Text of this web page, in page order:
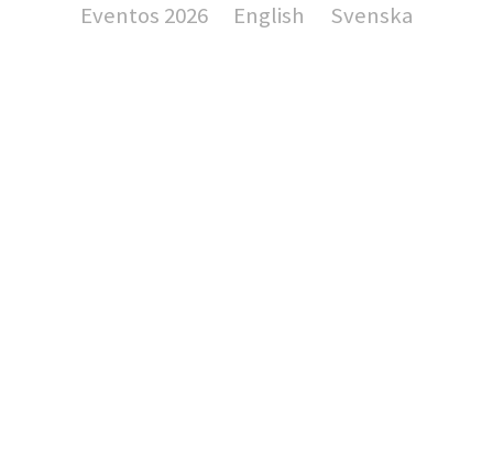
Eventos 2026
English Svenska